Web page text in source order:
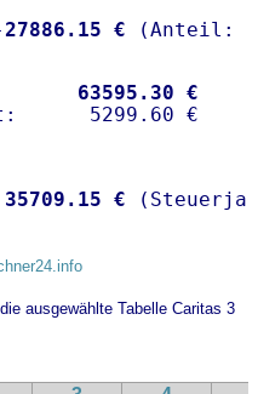
27886.15 €
63595.30 €
35709.15 €
ausgewählte Tabelle Caritas 3